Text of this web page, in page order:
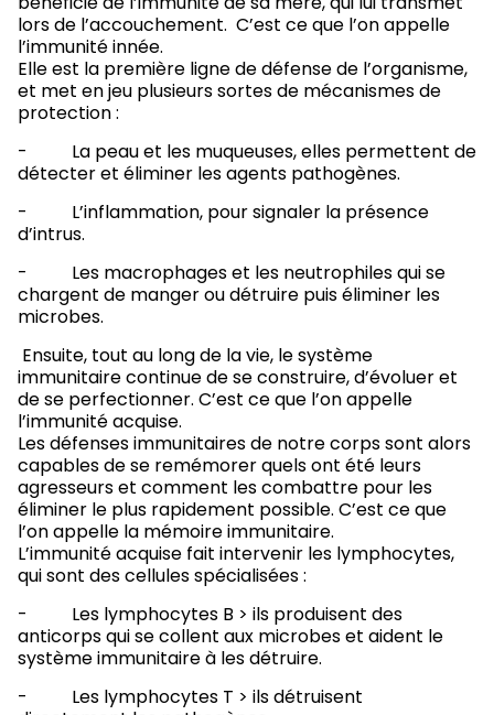
lors de l’accouchement. C’est ce que l’on appelle
l’immunité innée.
Elle est la première ligne de défense de l’organisme,
et met en jeu plusieurs sortes de mécanismes de
protection :
- La peau et les muqueuses, elles permettent de
détecter et éliminer les agents pathogènes.
- L’inflammation, pour signaler la présence
d’intrus.
- Les macrophages et les neutrophiles qui se
chargent de manger ou détruire puis éliminer les
microbes.
Ensuite, tout au long de la vie, le système
immunitaire continue de se construire, d’évoluer et
de se perfectionner. C’est ce que l’on appelle
l’immunité acquise.
Les défenses immunitaires de notre corps sont alors
capables de se remémorer quels ont été leurs
agresseurs et comment les combattre pour les
éliminer le plus rapidement possible. C’est ce que
l’on appelle la mémoire immunitaire.
L’immunité acquise fait intervenir les lymphocytes,
qui sont des cellules spécialisées :
- Les lymphocytes B > ils produisent des
anticorps qui se collent aux microbes et aident le
système immunitaire à les détruire.
- Les lymphocytes T > ils détruisent